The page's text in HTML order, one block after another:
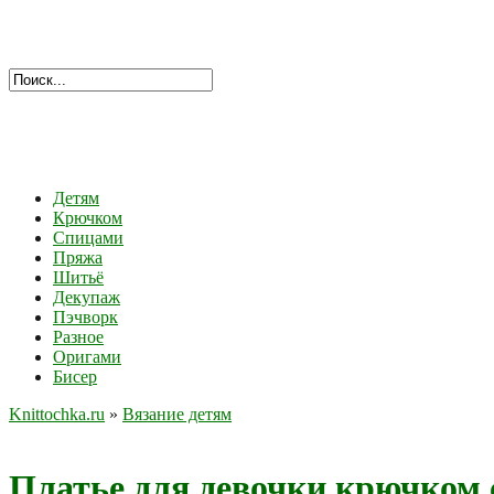
Детям
Крючком
Спицами
Пряжа
Шитьё
Декупаж
Пэчворк
Разное
Оригами
Бисер
Knittochka.ru » Вязание детям